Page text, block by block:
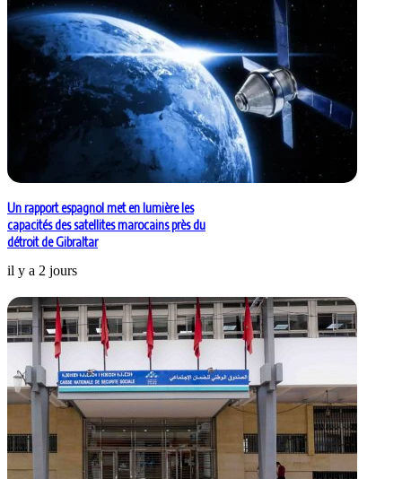
Un rapport espagnol met en lumière les
capacités des satellites marocains près du
détroit de Gibraltar
il y a 2 jours